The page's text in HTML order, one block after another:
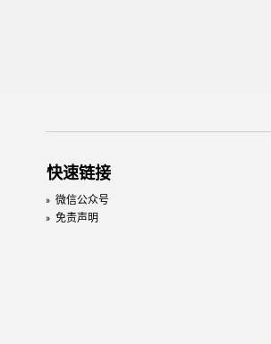
快速链接
» 微信公众号
» 免责声明